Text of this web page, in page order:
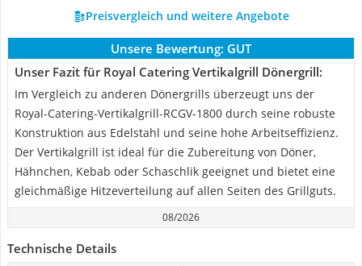
Preisvergleich und weitere Angebote
Unsere Bewertung: GUT
Unser Fazit für Royal Catering Vertikalgrill Dönergrill:
Im Vergleich zu anderen Dönergrills überzeugt uns der
Royal-Catering-Vertikalgrill-RCGV-1800 durch seine robuste
Konstruktion aus Edelstahl und seine hohe Arbeitseffizienz.
Der Vertikalgrill ist ideal für die Zubereitung von Döner,
Hähnchen, Kebab oder Schaschlik geeignet und bietet eine
gleichmäßige Hitzeverteilung auf allen Seiten des Grillguts.
08/2026
Technische Details